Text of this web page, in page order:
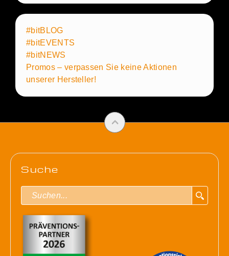
#bitBLOG
#bitEVENTS
#bitNEWS
Promos – verpassen Sie keine Aktionen
unserer Hersteller!
Suche